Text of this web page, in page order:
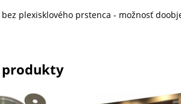
bez plexisklového prstenca - možnosť
produkty